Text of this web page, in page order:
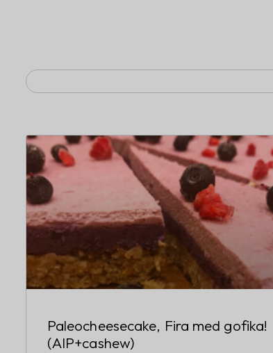
Paleocheesecake, Fira med gofika!
(AIP+cashew)